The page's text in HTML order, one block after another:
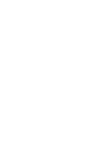
ンドや整備工場の既存インフラ